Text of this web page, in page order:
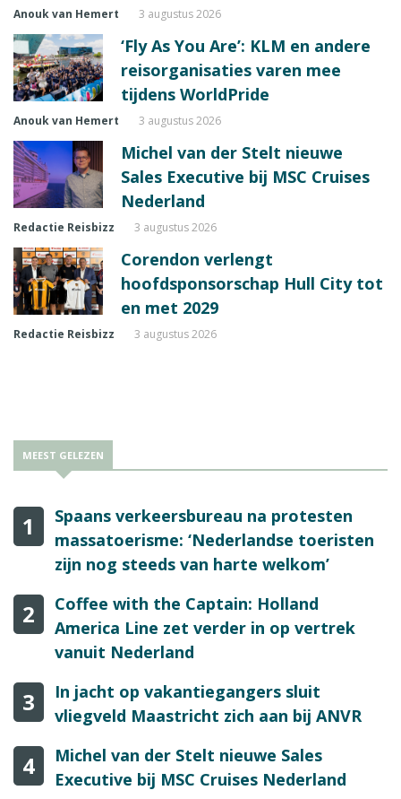
Anouk van Hemert 3 augustus 2026
‘Fly As You Are’: KLM en andere
reisorganisaties varen mee
tijdens WorldPride
Anouk van Hemert 3 augustus 2026
Michel van der Stelt nieuwe
Sales Executive bij MSC Cruises
Nederland
Redactie Reisbizz 3 augustus 2026
Corendon verlengt
hoofdsponsorschap Hull City tot
en met 2029
Redactie Reisbizz 3 augustus 2026
MEEST GELEZEN
1
Spaans verkeersbureau na protesten
massatoerisme: ‘Nederlandse toeristen
zijn nog steeds van harte welkom’
2
Coffee with the Captain: Holland
America Line zet verder in op vertrek
vanuit Nederland
3
In jacht op vakantiegangers sluit
vliegveld Maastricht zich aan bij ANVR
4
Michel van der Stelt nieuwe Sales
Executive bij MSC Cruises Nederland